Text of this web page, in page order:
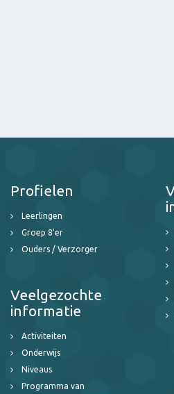
Profielen
Leerlingen
Groep 8'er
Ouders / Verzorger
Veelgezochte
informatie
Activiteiten
Onderwijs
Niveaus
Programma van